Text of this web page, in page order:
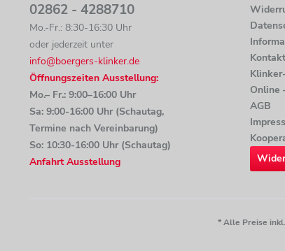
02862 - 4288710
Mo.-Fr.: 8:30-16:30 Uhr
oder jederzeit unter
info@boergers-klinker.de
Öffnungszeiten Ausstellung:
Mo.– Fr.: 9:00–16:00 Uhr
Sa: 9:00-16:00 Uhr (Schautag,
Termine nach Vereinbarung)
So: 10:30-16:00 Uhr (Schautag)
Anfahrt Ausstellung
Kontakt
Online
AGB
* Alle Preise